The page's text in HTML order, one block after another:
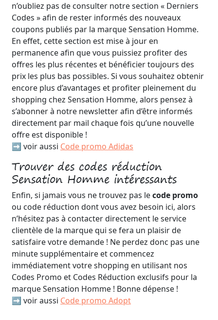
n’oubliez pas de consulter notre section « Derniers
Codes » afin de rester informés des nouveaux
coupons publiés par la marque Sensation Homme.
En effet, cette section est mise à jour en
permanence afin que vous puissiez profiter des
offres les plus récentes et bénéficier toujours des
prix les plus bas possibles. Si vous souhaitez obtenir
encore plus d’avantages et profiter pleinement du
shopping chez Sensation Homme, alors pensez à
s’abonner à notre newsletter afin d’être informés
directement par mail chaque fois qu’une nouvelle
offre est disponible !
➡️ voir aussi Code promo Adidas
Trouver des codes réduction
Sensation Homme intéressants
Enfin, si jamais vous ne trouvez pas lecode promo
ou code réduction dont vous avez besoin ici, alors
n’hésitez pas à contacter directement le service
clientèle de la marque qui se fera un plaisir de
satisfaire votre demande ! Ne perdez donc pas une
minute supplémentaire et commencez
immédiatement votre shopping en utilisant nos
Codes Promo et Codes Réduction exclusifs pour la
marque Sensation Homme ! Bonne dépense !
➡️ voir aussi Code promo Adopt